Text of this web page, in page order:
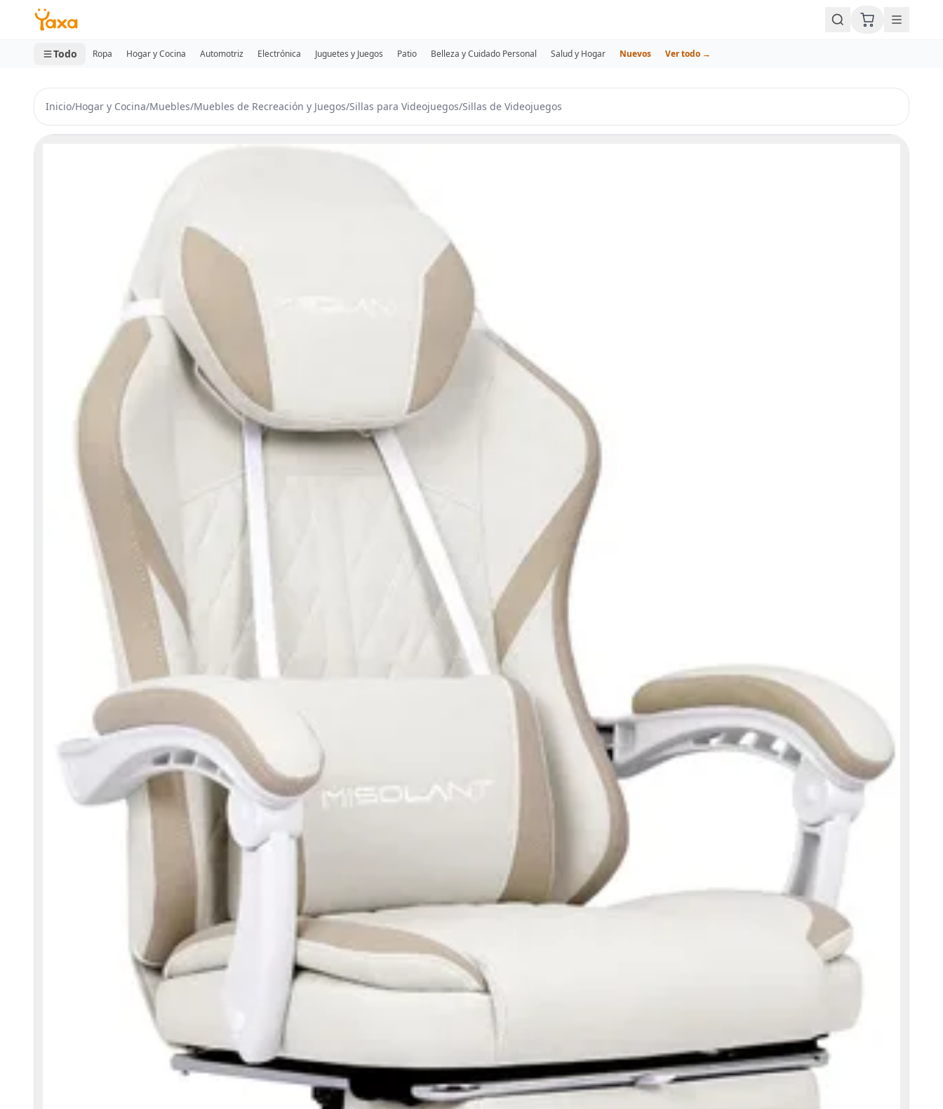
MINI CARRITO
0 productos
Todo Ropa Hogar y Cocina Automotriz Electrónica Juguetes y Juegos Patio Belleza y Cuidado Personal Salud y Hogar Nuevos Ver todo →
Inicio/Hogar y Cocina/Muebles/Muebles de Recreación y Juegos/Sillas para Videojuegos/Sillas de Videojuegos